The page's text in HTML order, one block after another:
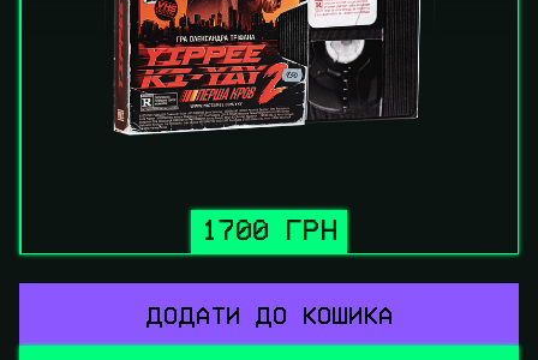
1700 ГРН
ДОДАТИ ДО КОШИКА